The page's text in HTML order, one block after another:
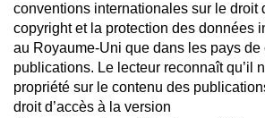
conventions internationales sur le droit
copyright et la protection des données
au Royaume-Uni que dans les pays
publications. Le lecteur reconnaît qu’il
propriété sur le contenu des
droit d’accès à la version